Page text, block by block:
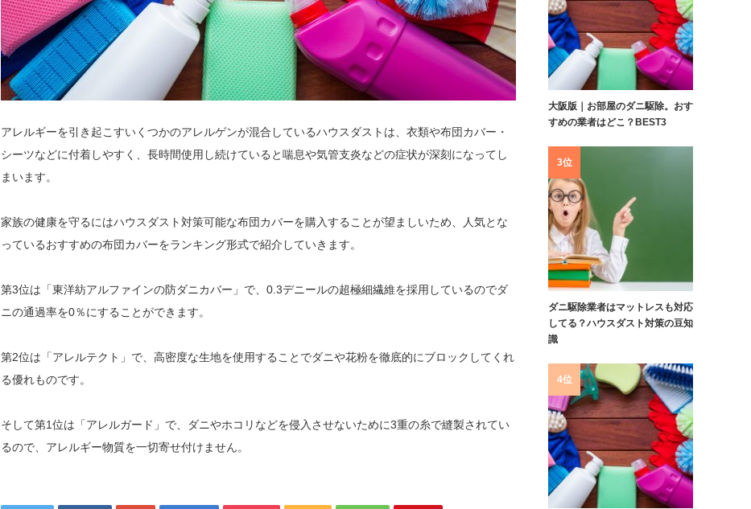
アレルギーを引き起こすいくつかのアレルゲンが混合しているハウスダストは、衣類や布団カバー・
シーツなどに付着しやすく、長時間使用し続けていると喘息や気管支炎などの症状が深刻になってし
まいます。
家族の健康を守るにはハウスダスト対策可能な布団カバーを購入することが望ましいため、人気とな
っているおすすめの布団カバーをランキング形式で紹介していきます。
第3位は「東洋紡アルファインの防ダニカバー」で、0.3デニールの超極細繊維を採用しているのでダ
ニの通過率を0％にすることができます。
第2位は「アレルテクト」で、高密度な生地を使用することでダニや花粉を徹底的にブロックしてくれ
る優れものです。
そして第1位は「アレルガード」で、ダニやホコリなどを侵入させないために3重の糸で縫製されてい
るので、アレルギー物質を一切寄せ付けません。
大阪版｜お部屋のダニ駆除。おす
すめの業者はどこ？BEST3
3位
ダニ駆除業者はマットレスも対応
してる？ハウスダスト対策の豆知
識
4位